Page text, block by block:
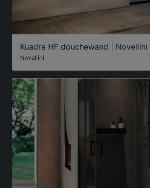
Kuadra HF douchewand | Novellini
Novellini